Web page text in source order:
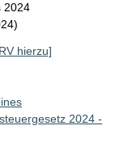
2024
hierzu]
2024 -